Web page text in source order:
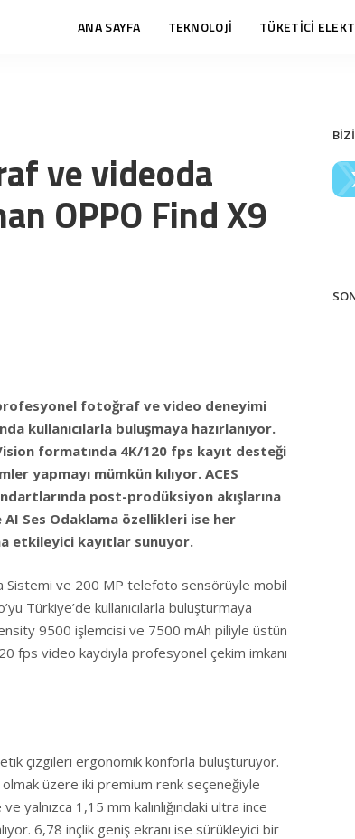
ANA SAYFA TEKNOLOJİ TÜKETİCİ
ve videoda
OPPO Find X9
fotoğraf ve video deneyimi
kullanıcılarla buluşmaya hazırlanıyor.
formatında 4K/120 fps kayıt desteği
yapmayı mümkün kılıyor. ACES
post-prodüksiyon akışlarına
AI Ses Odaklama özellikleri ise her
etkileyici kayıtlar sunuyor.
Sistemi ve 200 MP telefoto sensörüyle mobil
Türkiye’de kullanıcılarla buluşturmaya
9500 işlemcisi ve 7500 mAh piliyle üstün
fps video kaydıyla profesyonel çekim imkanı
çizgileri ergonomik konforla buluşturuyor.
olmak üzere iki premium renk seçeneğiyle
yalnızca 1,15 mm kalınlığındaki ultra ince
6,78 inçlik geniş ekranı ise sürükleyici bir